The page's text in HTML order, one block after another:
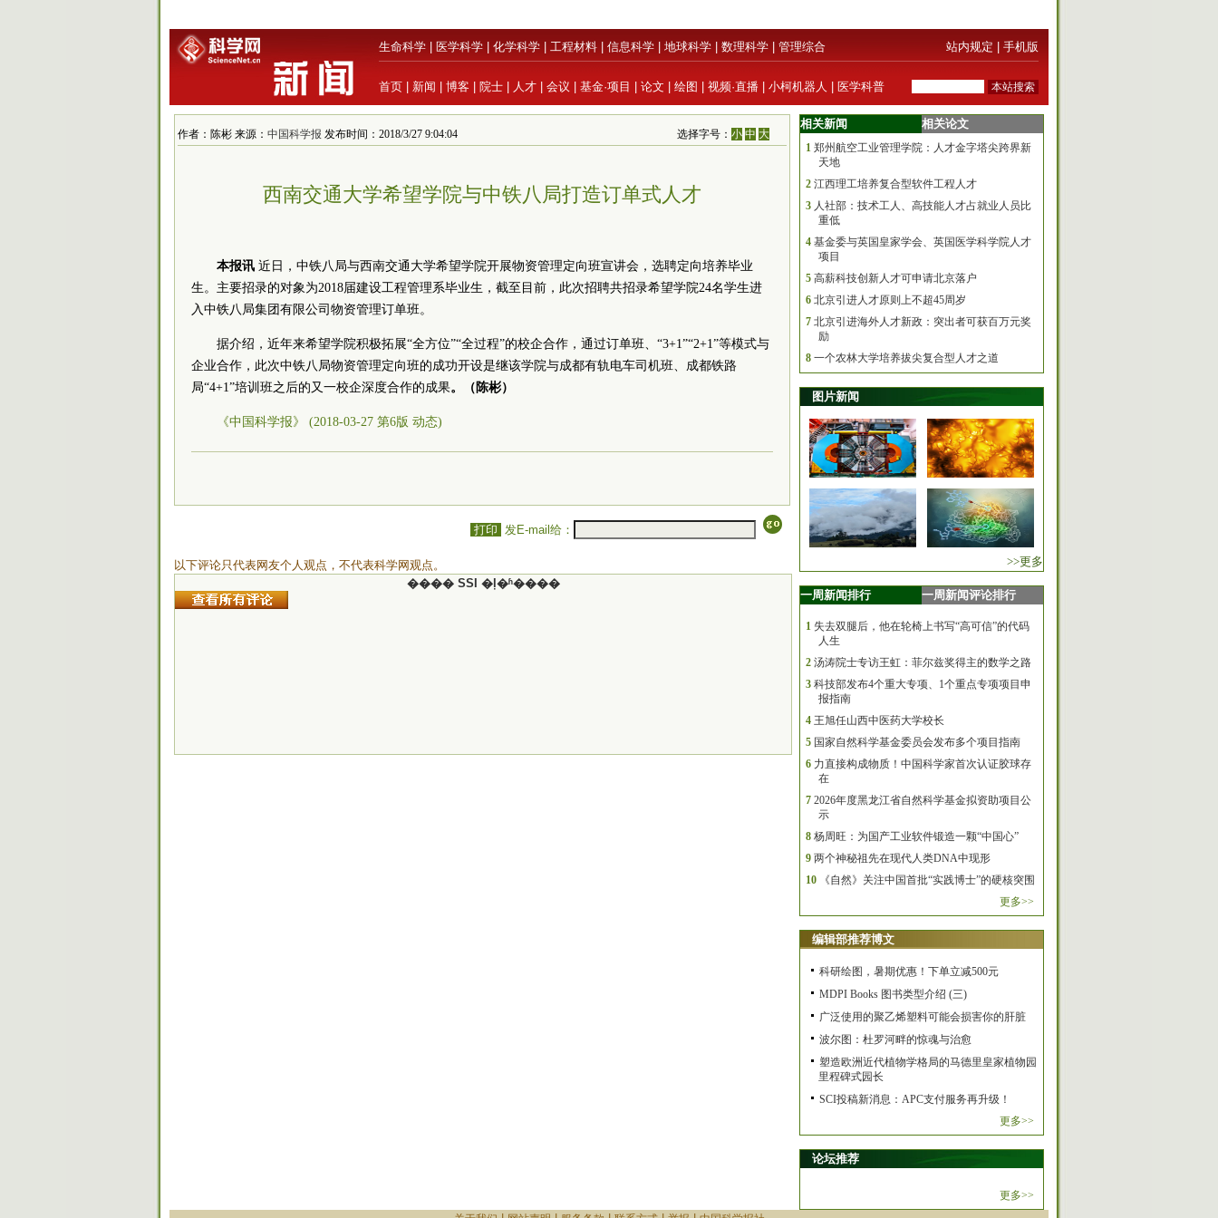
生命科学 医学科学 化学科学 工程材料 信息科学 地球科学 数理科学 管理综合 站内规定 手机版
首页 新闻 博客 院士 人才 会议 基金·项目 论文 绘图 视频·直播 小柯机器人 医学科普
作者：陈彬 来源： 中国科学报 发布时间：2018/3/27 9:04:04 选择字号：小 中 大
西南交通大学希望学院与中铁八局打造订单式人才
本报讯 近日，中铁八局与西南交通大学希望学院开展物资管理定向班宣讲会，选聘定向培养毕业
生。主要招录的对象为2018届建设工程管理系毕业生，截至目前，此次招聘共招录希望学院24名学生进
入中铁八局集团有限公司物资管理订单班。
据介绍，近年来希望学院积极拓展“全方位”“全过程”的校企合作，通过订单班、“3+1”“2+1”等模式与
企业合作，此次中铁八局物资管理定向班的成功开设是继该学院与成都有轨电车司机班、成都铁路
局“4+1”培训班之后的又一校企深度合作的成果。（陈彬）
《中国科学报》 (2018-03-27 第6版 动态)
打印 发E-mail给：
以下评论只代表网友个人观点，不代表科学网观点。
���� SSI �ļ�ʱ����
相关新闻 相关论文
1 郑州航空工业管理学院：人才金字塔尖跨界新
天地
2 江西理工培养复合型软件工程人才
3 人社部：技术工人、高技能人才占就业人员比
重低
4 基金委与英国皇家学会、英国医学科学院人才
项目
5 高薪科技创新人才可申请北京落户
6 北京引进人才原则上不超45周岁
7 北京引进海外人才新政：突出者可获百万元奖
励
8 一个农林大学培养拔尖复合型人才之道
图片新闻
>>更多
一周新闻排行 一周新闻评论排行
1 失去双腿后，他在轮椅上书写“高可信”的代码
人生
2 汤涛院士专访王虹：菲尔兹奖得主的数学之路
3 科技部发布4个重大专项、1个重点专项项目申
报指南
4 王旭任山西中医药大学校长
5 国家自然科学基金委员会发布多个项目指南
6 力直接构成物质！中国科学家首次认证胶球存
在
7 2026年度黑龙江省自然科学基金拟资助项目公
示
8 杨周旺：为国产工业软件锻造一颗“中国心”
9 两个神秘祖先在现代人类DNA中现形
10
《自然》关注中国首批“实践博士”的硬核突围
更多>>
编辑部推荐博文
科研绘图，暑期优惠！下单立减500元
MDPI Books 图书类型介绍 (三)
广泛使用的聚乙烯塑料可能会损害你的肝脏
波尔图：杜罗河畔的惊魂与治愈
塑造欧洲近代植物学格局的马德里皇家植物园
里程碑式园长
SCI投稿新消息：APC支付服务再升级！
更多>>
论坛推荐
更多>>